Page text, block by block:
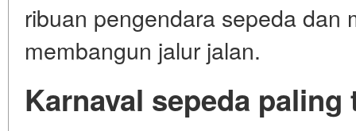
ribuan pengendara sepeda dan
membangun jalur jalan.
Karnaval sepeda